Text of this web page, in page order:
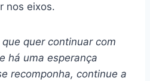
nos eixos.
quer continuar com
há uma esperança
recomponha, continue a